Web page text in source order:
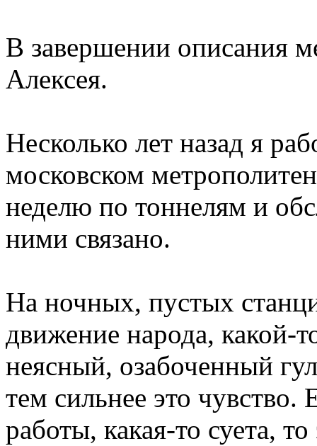
В завершении описания
Алексея.
Несколько лет назад я
московском
неделю по тоннелям и
ними связано.
На ночных, пустых
движение народа, какой-
неясный, озабоченный
тем сильнее это
работы, какая-то суета, то